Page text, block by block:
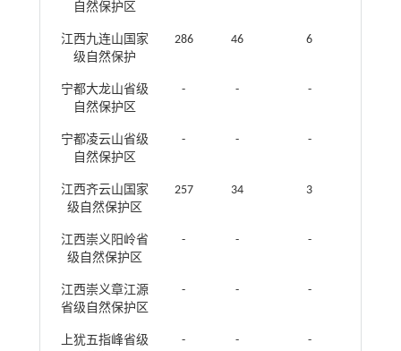
自然保护区
江西九连山国家
级自然保护
286 46 6
宁都大龙山省级
自然保护区
- - -
宁都凌云山省级
自然保护区
- - -
江西齐云山国家
级自然保护区
257 34 3
江西崇义阳岭省
级自然保护区
- - -
江西崇义章江源
省级自然保护区
- - -
上犹五指峰省级
- - -